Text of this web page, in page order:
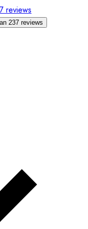
reviews
237 reviews